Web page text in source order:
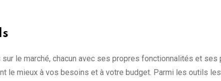
le marché, chacun avec ses propres fonctionnalités et
le mieux à vos besoins et à votre budget. Parmi les outils